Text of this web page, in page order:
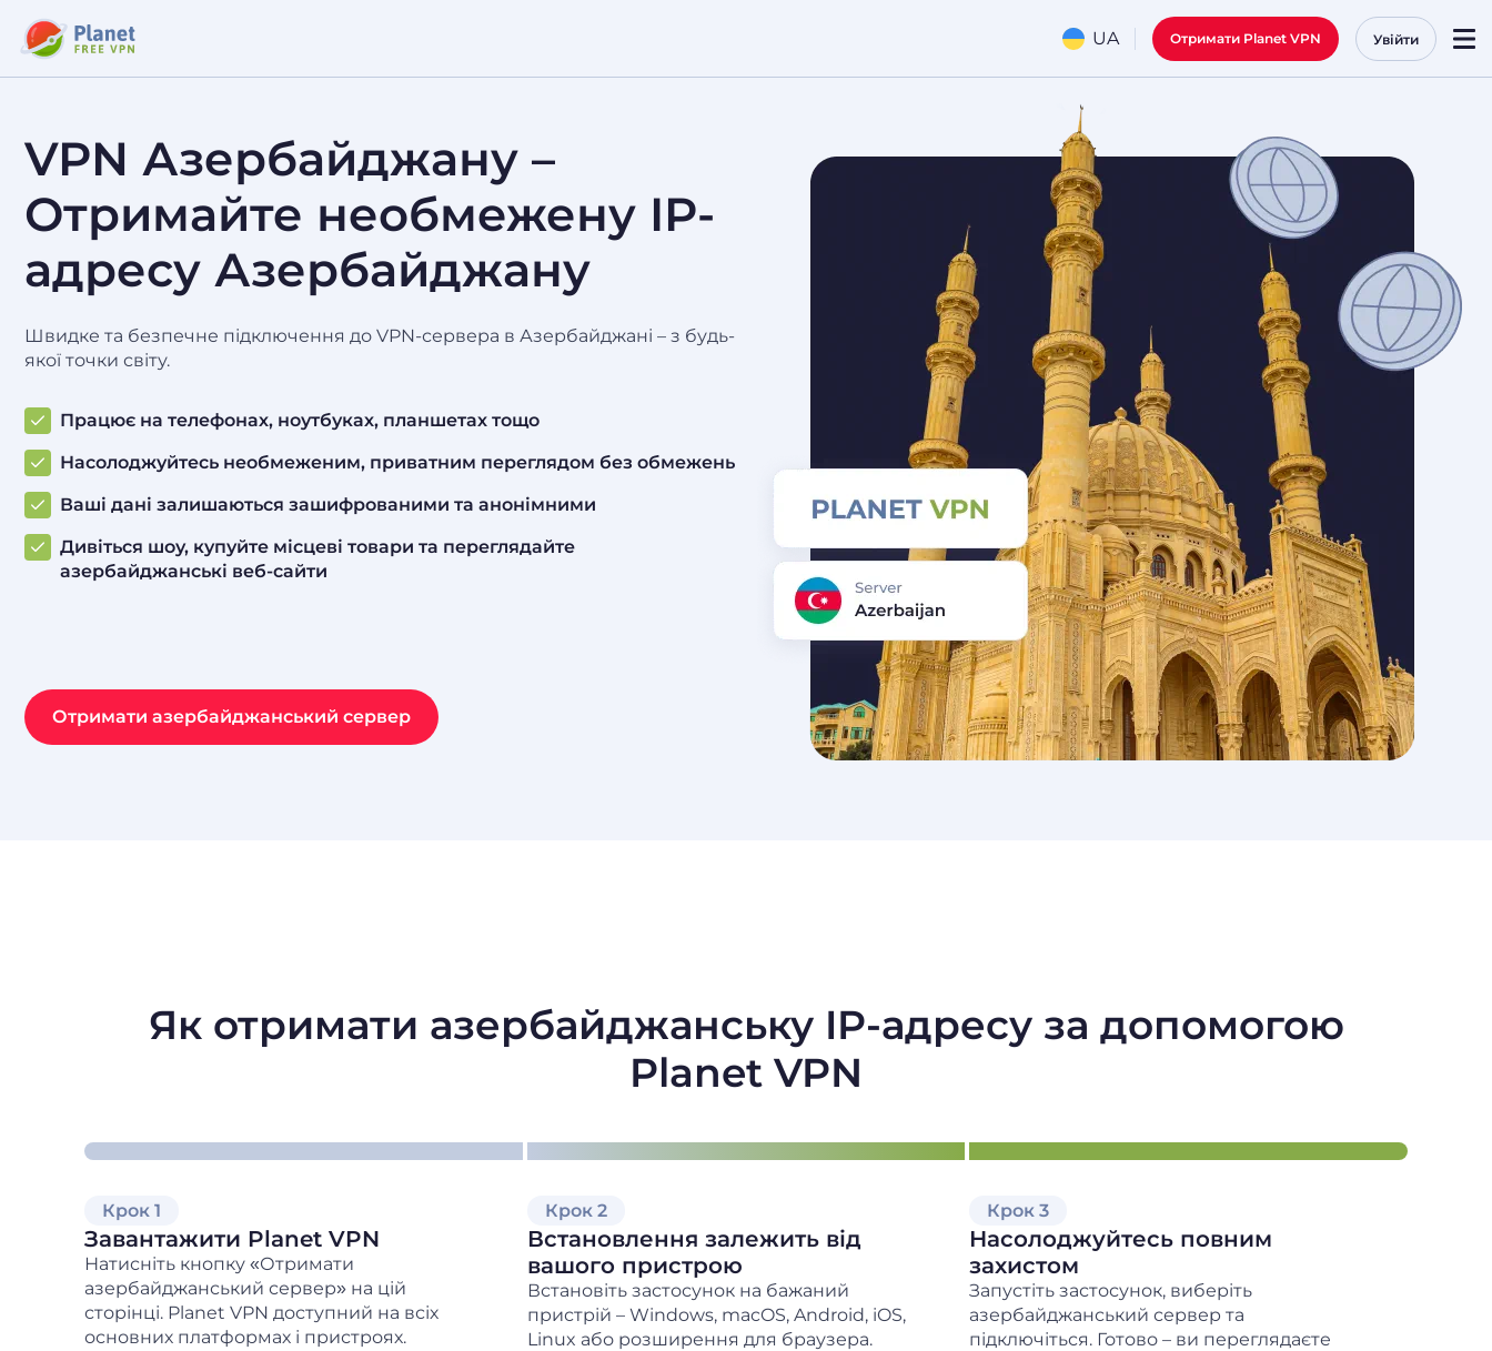
UA Отримати Planet VPN Увійти
VPN Азербайджану –
Отримайте необмежену IP-
адресу Азербайджану
Швидке та безпечне підключення до VPN-сервера в Азербайджані – з будь-
якої точки світу.
Працює на телефонах, ноутбуках, планшетах тощо
Насолоджуйтесь необмеженим, приватним переглядом без обмежень
Ваші дані залишаються зашифрованими та анонімними
Дивіться шоу, купуйте місцеві товари та переглядайте
азербайджанські веб-сайти
Отримати азербайджанський сервер
Як отримати азербайджанську IP-адресу за допомогою
Planet VPN
Крок 1
Завантажити Planet VPN
Натисніть кнопку «Отримати
азербайджанський сервер» на цій
сторінці. Planet VPN доступний на всіх
основних платформах і пристроях.
Крок 2
Встановлення залежить від
вашого пристрою
Встановіть застосунок на бажаний
пристрій – Windows, macOS, Android, iOS,
Linux або розширення для браузера.
Крок 3
Насолоджуйтесь повним
захистом
Запустіть застосунок, виберіть
азербайджанський сервер та
підключіться. Готово – ви переглядаєте